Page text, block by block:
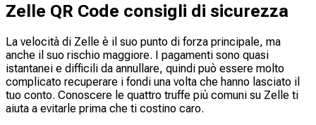
Zelle QR Code consigli di sicurezza
La velocità di Zelle è il suo punto di forza principale, ma
anche il suo rischio maggiore. I pagamenti sono quasi
istantanei e difficili da annullare, quindi può essere molto
complicato recuperare i fondi una volta che hanno lasciato il
tuo conto. Conoscere le quattro truffe più comuni su Zelle ti
aiuta a evitarle prima che ti costino caro.